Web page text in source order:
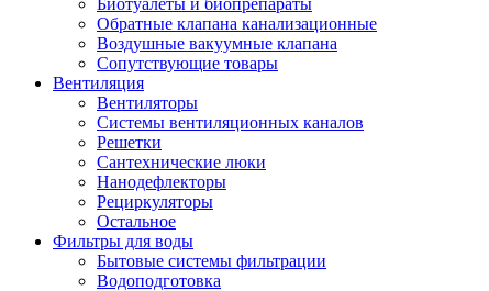
Биотуалеты и биопрепараты
Обратные клапана канализационные
Воздушные вакуумные клапана
Сопутствующие товары
Вентиляция
Вентиляторы
Системы вентиляционных каналов
Решетки
Сантехнические люки
Нанодефлекторы
Рециркуляторы
Остальное
Фильтры для воды
Бытовые системы фильтрации
Водоподготовка